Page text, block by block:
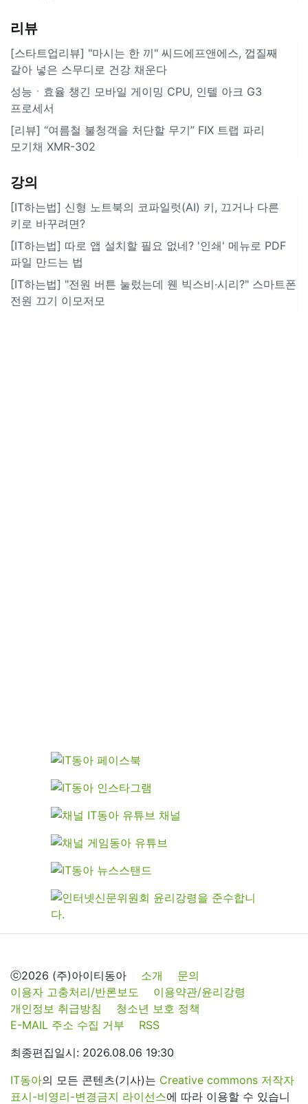
리뷰
[스타트업리뷰] "마시는 한 끼" 씨드에프앤에스, 껍질째
갈아 넣은 스무디로 건강 채운다
성능ㆍ효율 챙긴 모바일 게이밍 CPU, 인텔 아크 G3
프로세서
[리뷰] “여름철 불청객을 처단할 무기” FIX 트랩 파리
모기채 XMR-302
강의
[IT하는법] 신형 노트북의 코파일럿(AI) 키, 끄거나 다른
키로 바꾸려면?
[IT하는법] 따로 앱 설치할 필요 없네? '인쇄' 메뉴로 PDF
파일 만드는 법
[IT하는법] "전원 버튼 눌렀는데 웬 빅스비·시리?" 스마트폰
전원 끄기 이모저모
ⓒ2026 (주)아이티동아 소개
문의
이용자 고충처리/반론보도
이용약관/윤리강령
개인정보 취급방침
청소년 보호 정책
E-MAIL 주소 수집 거부
RSS
최종편집일시: 2026.08.06 19:30
IT동아의 모든 콘텐츠(기사)는 Creative commons 저작자
표시-비영리-변경금지 라이선스에 따라 이용할 수 있습니